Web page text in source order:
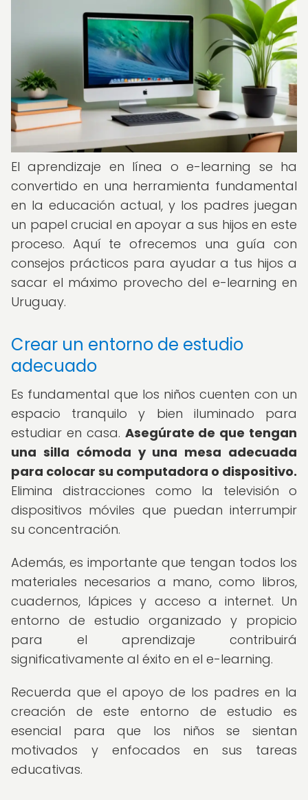
El aprendizaje en línea o e-learning se ha
convertido en una herramienta fundamental
en la educación actual, y los padres juegan
un papel crucial en apoyar a sus hijos en este
proceso. Aquí te ofrecemos una guía con
consejos prácticos para ayudar a tus hijos a
sacar el máximo provecho del e-learning en
Uruguay.
Crear un entorno de estudio
adecuado
Es fundamental que los niños cuenten con un
espacio tranquilo y bien iluminado para
estudiar en casa. Asegúrate de que tengan
una silla cómoda y una mesa adecuada
para colocar su computadora o dispositivo.
Elimina distracciones como la televisión o
dispositivos móviles que puedan interrumpir
su concentración.
Además, es importante que tengan todos los
materiales necesarios a mano, como libros,
cuadernos, lápices y acceso a internet. Un
entorno de estudio organizado y propicio
para el aprendizaje contribuirá
significativamente al éxito en el e-learning.
Recuerda que el apoyo de los padres en la
creación de este entorno de estudio es
esencial para que los niños se sientan
motivados y enfocados en sus tareas
educativas.